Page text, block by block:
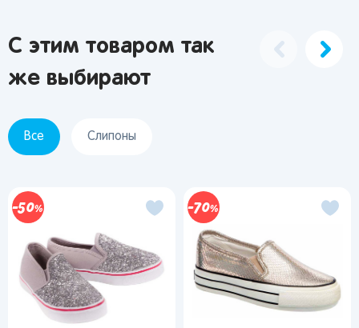
С этим товаром так
же выбирают
Все Слипоны
50 70